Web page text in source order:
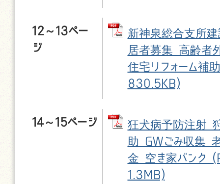
12～13ペー
ジ
新神泉総合支所
居者募集 高齢者
住宅リフォーム補
830.5KB)
14～15ページ
狂犬病予防注射
助 GWごみ収集
金 空き家バンク
1.3MB)